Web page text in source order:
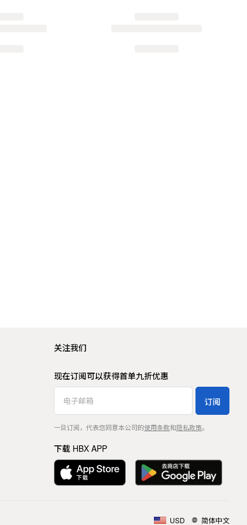
关注我们
现在订阅可以获得首单九折优惠
订阅
一旦订阅，代表您同意本公司的使用条款和隐私政策。
下载 HBX APP
USD 简体中文